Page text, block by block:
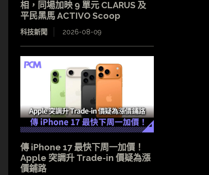
相，同場加映 9 單元 CLARUS 及
平民黑馬 ACTIVO Scoop
科技新聞 2026-08-09
傳 iPhone 17 最快下周一加價！
Apple 突調升 Trade-in 價疑為漲
價鋪路